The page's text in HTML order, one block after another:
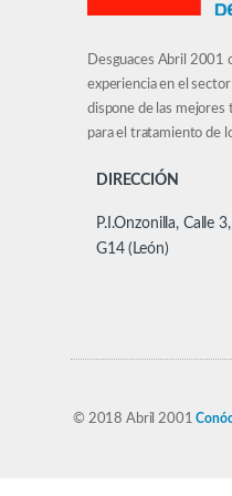
Desguaces Abril 2001
experiencia en el
dispone de las mejores
para el tratamiento de
DIRECCIÓN
P.I.Onzonilla, Calle 3,
G14 (León)
© 2018 Abril 2001